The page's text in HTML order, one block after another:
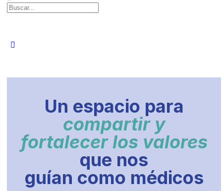
Un espacio para
compartir y
fortalecer los valores
que nos
guían como médicos